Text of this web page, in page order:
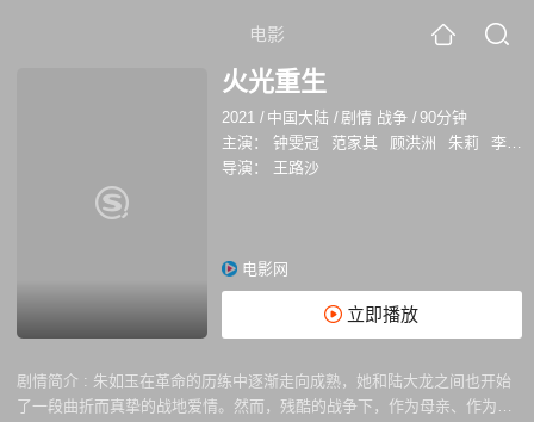
电影
火光重生
2021 / 中国大陆 /剧情 战争 /90分钟
主演：
钟雯冠 范家其 顾洪洲 朱莉
李春明
导演：
王路沙
电影网
立即播放
剧情简介 : 朱如玉在革命的历练中逐渐走向成熟，她和陆大龙之间也开始
了一段曲折而真挚的战地爱情。然而，残酷的战争下，作为母亲、作为爱